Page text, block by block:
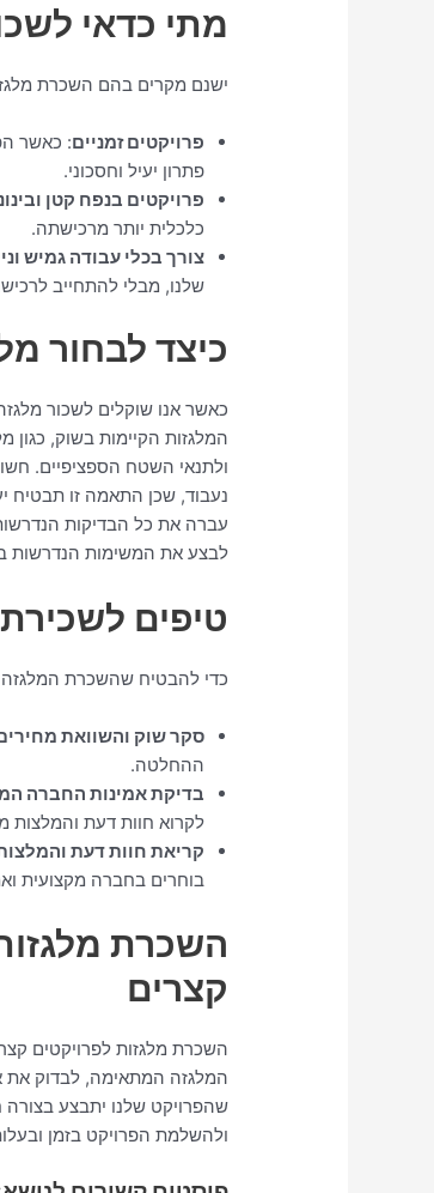
מתי כדאי
ישנם מקרים בהם השכרת
פרויקטים זמניים: כאשר
פתרון יעיל וחסכוני.
פרויקטים בנפח קטן
כלכלית יותר מרכישתה.
צורך בכלי עבודה גמיש
שלנו, מבלי להתחייב
כיצד לבחור
כאשר אנו שוקלים לשכור
המלגזות הקיימות בשוק, כגון
ולתנאי השטח הספציפיים.
נעבוד, שכן התאמה זו תבטיח
עברה את כל הבדיקות
לבצע את המשימות הנדרשות
טיפים
כדי להבטיח שהשכרת
סקר שוק והשוואת
ההחלטה.
בדיקת אמינות החברה
לקרוא חוות דעת והמלצות
קריאת חוות דעת
בוחרים בחברה מקצועית
השכרת
קצרים
השכרת מלגזות לפרויקטים
המלגזה המתאימה, לבדוק את
שהפרויקט שלנו יתבצע
ולהשלמת הפרויקט בזמן